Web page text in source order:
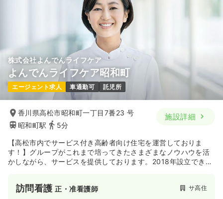
月給37万円以上可
気になる
日勤のみ（パート） 一時募集休止
給与 お問い合わせください
時間 9:00～18:00
オンコールあり
株式会社よんでんライフケア
よんでんライフケア昭和町
エージェント求人 車通勤可 託児所
香川県高松市昭和町一丁目7番23 号
昭和町駅
5分
施設詳細
【高松市内でサービス付き高齢者向け住宅を運営しておりま
す！】グループがこれまで培ってきたさまざまなノウハウを活
かしながら、サービスを提供しております。2018年設立できれ
訪問看護正・准看護師 サ高住